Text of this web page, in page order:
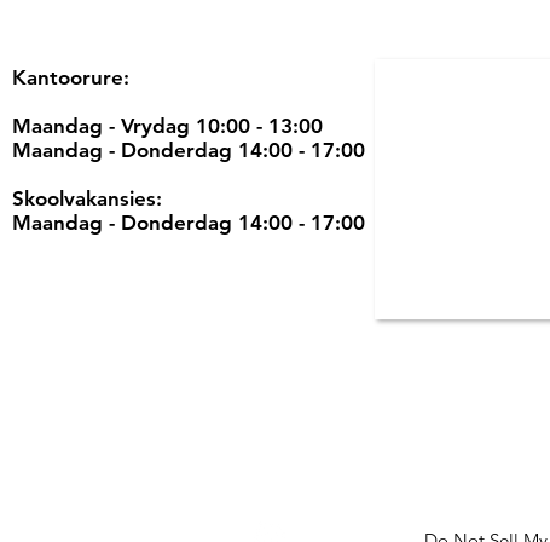
Kantoorure:
Maandag - Vrydag 10:00 - 13:00
Maandag - Donderdag 14:00 - 17:00
Skoolvakansies:
Maandag - Donderdag 14:00 - 17:00